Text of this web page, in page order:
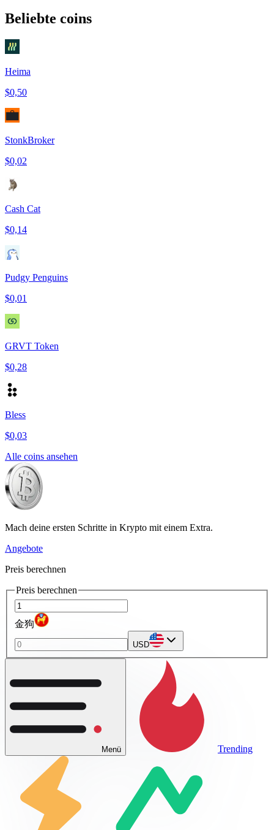
Beliebte coins
Heima
$0,50
StonkBroker
$0,02
Cash Cat
$0,14
Pudgy Penguins
$0,01
GRVT Token
$0,28
Bless
$0,03
Alle coins ansehen
Mach deine ersten Schritte in Krypto mit einem Extra.
Angebote
Preis berechnen
Preis berechnen
金狗
USD
Menü Trending